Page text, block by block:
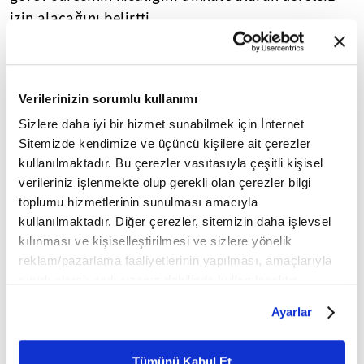
Verilerinizin sorumlu kullanımı
Sizlere daha iyi bir hizmet sunabilmek için İnternet
Sitemizde kendimize ve üçüncü kişilere ait çerezler
kullanılmaktadır. Bu çerezler vasıtasıyla çeşitli kişisel
verileriniz işlenmekte olup gerekli olan çerezler bilgi
toplumu hizmetlerinin sunulması amacıyla
kullanılmaktadır. Diğer çerezler, sitemizin daha işlevsel
kılınması ve kişiselleştirilmesi ve sizlere yönelik
reklam/pazarlama faaliyetlerinin yapılması, amaçlarıyla
belirleyebilirsiniz. Çerezlere ilişkin detaylı bilgi için
Ayarlar butonuna tıklayabilir,Çerez Bilgilendirme
Metnimizi ziyaret edebilirsiniz.
Ayarlar
Tümünü Kabul Et
izin alacağını belirtti.
Miran, aday gösterildiği görev süresinin dört
birkaç ay değil de daha uzun bir süre için aday
gösterilir ve onaylanırsam, kesinlikle istifa
ederim." dedi.
ABD BaşkanıDonald Trump, geçen ay, Miran'ı 31
Ocak 2026'ya kadar görev yapmak üzere Fed
Yönetim Kurulu üyeliğine aday göstermişti.
Trump, bu süreçte söz konusu görev için kalıcı bir